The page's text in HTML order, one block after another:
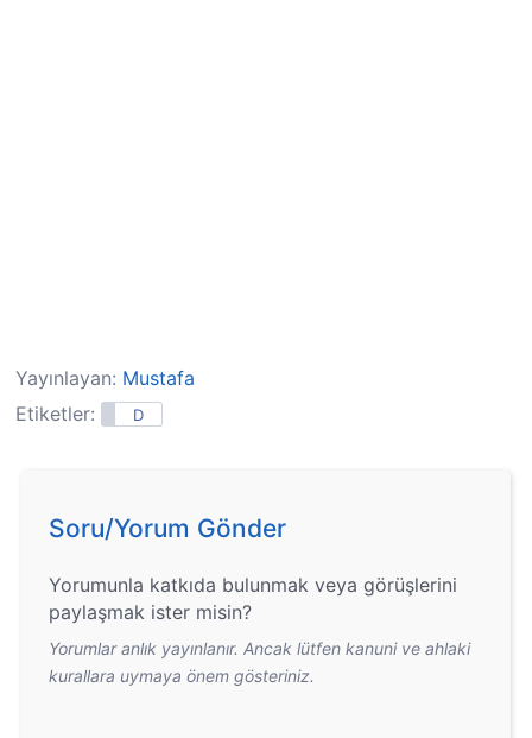
Yayınlayan: Mustafa
Etiketler:
D
Soru/Yorum Gönder
Yorumunla katkıda bulunmak veya görüşlerini
paylaşmak ister misin?
Yorumlar anlık yayınlanır. Ancak lütfen kanuni ve ahlaki
kurallara uymaya önem gösteriniz.